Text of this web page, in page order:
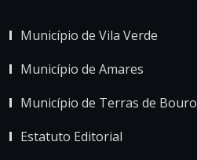
Município de Vila Verde
Município de Amares
Município de Terras de Bouro
Estatuto Editorial